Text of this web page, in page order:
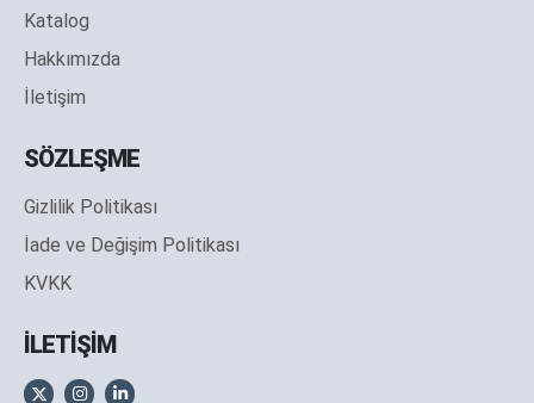
Katalog
Hakkımızda
İletişim
SÖZLEŞME
Gizlilik Politikası
İade ve Değişim Politikası
KVKK
İLETİŞİM